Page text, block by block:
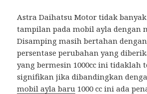
Astra Daihatsu Motor tidak
tampilan pada mobil ayla dengan
Disamping masih bertahan
persentase perubahan yang
yang bermesin 1000cc ini tidaklah
signifikan jika dibandingkan
mobil ayla baru 1000 cc ini ada